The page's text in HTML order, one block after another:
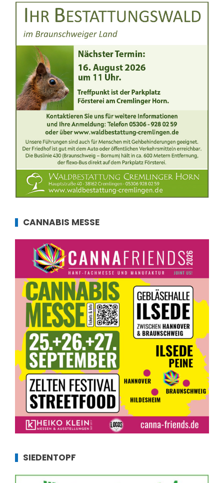
CANNABIS MESSE
SIEDENTOPF